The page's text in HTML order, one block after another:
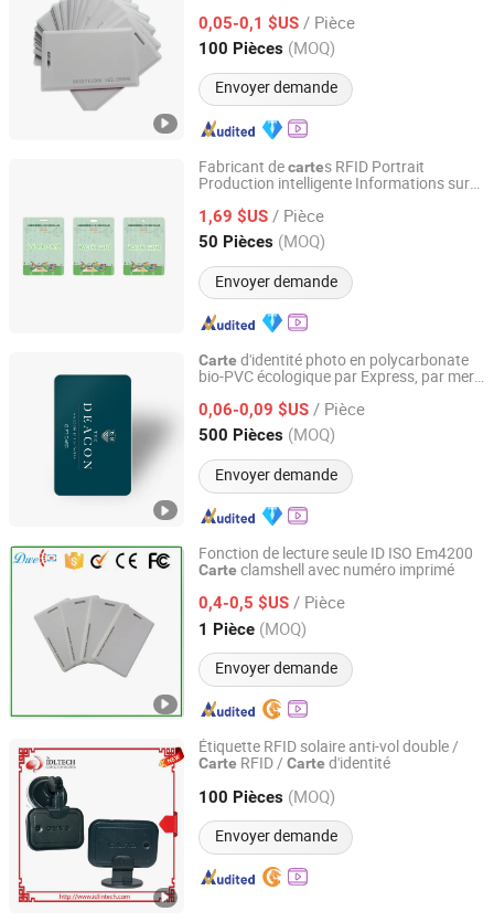
0,05-0,1 $US / Pièce
100 Pièces (MOQ)
Envoyer demande
Hunan, China Depuis 2019
Fabricant decartes RFID Portrait
Production intelligente Informations sur
professionnelle
1,69 $US / Pièce
50 Pièces (MOQ)
Envoyer demande
Quanzhou Hecere Electronic Co., Ltd.
Fujian, China Depuis 2018
Carte d'identité photo en polycarbonate
bio-PVC écologique par Express, par mer
Impression couleur 500PCS
0,06-0,09 $US / Pièce
500 Pièces (MOQ)
Envoyer demande
Qingdao Chenghaoda Science and Technology Co., Ltd.
Shandong, China Depuis 2022
Fonction de lecture seule ID ISO Em4200
Carte clamshell avec numéro imprimé
0,4-0,5 $US / Pièce
1 Pièce (MOQ)
Envoyer demande
Shenzhen Dwell Electronics Co., Limited
Guangdong, China Depuis 2016
Étiquette RFID solaire anti-vol double /
Carte RFID / Carte d'identité
100 Pièces (MOQ)
Envoyer demande
IDeal Intelligent Technology Co., Ltd.
Guangdong, China Depuis 2014